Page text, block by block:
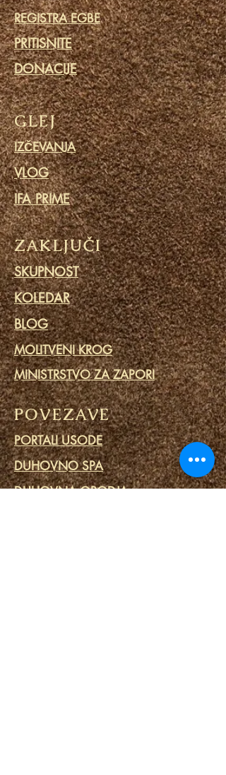
REGISTRA EGBE
PRITISNITE
DONACIJE
GLEJ
IZČEVANJA
VLOG
IFA PRIME
ZAKLJUČI
SKUPNOST
KOLEDAR
BLOG
MOLITVENI KROG
MINISTRSTVO ZA ZAPORI
POVEZAVE
PORTALI USODE
DUHOVNO SPA
DUHOVNA ORODJA